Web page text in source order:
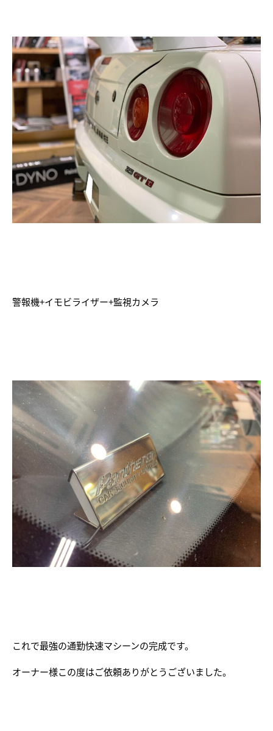
警報機+イモビライザー+監視カメラ
これで最強の通勤快速マシーンの完成です。
オーナー様この度はご依頼ありがとうございました。